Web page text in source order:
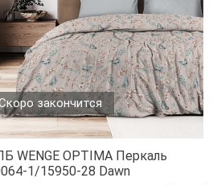
закончится
WENGE OPTIMA Перкаль
1/15950-28 Dawn